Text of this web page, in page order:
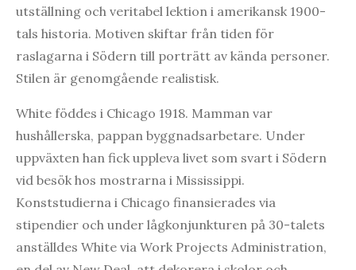
utställning och veritabel lektion i amerikansk 1900-
tals historia. Motiven skiftar från tiden för
raslagarna i Södern till porträtt av kända personer.
Stilen är genomgående realistisk.
White föddes i Chicago 1918. Mamman var
hushållerska, pappan byggnadsarbetare. Under
uppväxten han fick uppleva livet som svart i Södern
vid besök hos mostrarna i Mississippi.
Konststudierna i Chicago finansierades via
stipendier och under lågkonjunkturen på 30-talets
anställdes White via Work Projects Administration,